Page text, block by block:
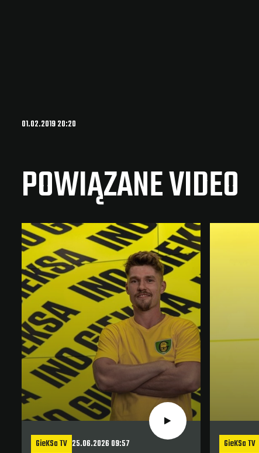
01.02.2019 20:20
POWIĄZANE VIDEO
GieKSa TV 25.06.2026 09:57 GieKSa TV